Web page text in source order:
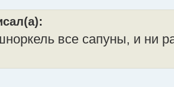
все сапуны, и ни